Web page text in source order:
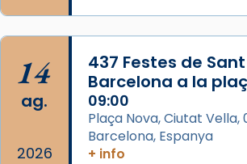
📸 Dr. G. Simón
Photo
View on Facebook · Share
14
ag.
2026
437 Festes de
Barcelona a la
09:00
Plaça Nova, Ciutat Vella,
Barcelona, Espanya
+ info